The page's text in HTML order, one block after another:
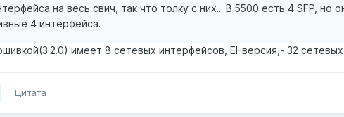
на весь свич, так что толку с них... В 5500 есть 4 SFP,
4 интерфейса.
имеет 8 сетевых интерфейсов, EI-версия,- 32
Цитата